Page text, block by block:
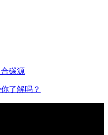
碳源
了解吗？